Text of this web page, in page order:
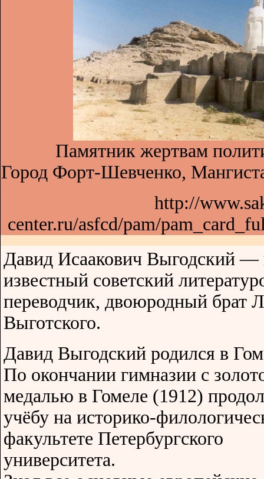
Памятник жертвам
Город Форт-Шевченко,
http://
center.ru/asfcd/pam/
Давид Исаакович Выгодский —
известный советский
переводчик, двоюродный брат
Выготского.
Давид Выгодский родился в
По окончании гимназии с
медалью в Гомеле (1912)
учёбу на историко-
факультете Петербургского
университета.